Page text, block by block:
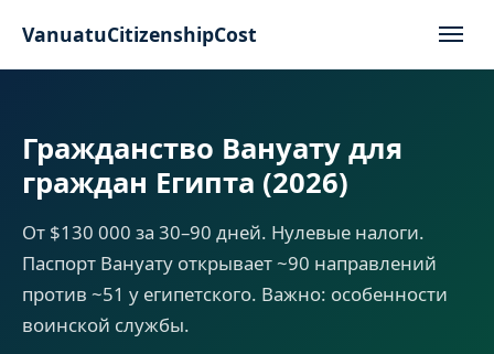
VanuatuCitizenshipCost
Гражданство Вануату для
граждан Египта (2026)
От $130 000 за 30–90 дней. Нулевые налоги.
Паспорт Вануату открывает ~90 направлений
против ~51 у египетского. Важно: особенности
воинской службы.